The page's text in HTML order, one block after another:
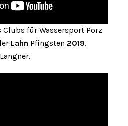
für Wassersport Porz
Lahn Pfingsten 2019.